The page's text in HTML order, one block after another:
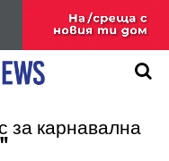
за карнавална